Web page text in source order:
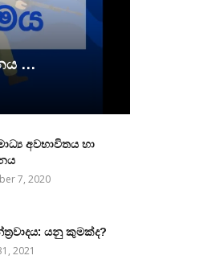
…
අවභාවිතය හා
7, 2020
යනු කුමක්ද?
2021